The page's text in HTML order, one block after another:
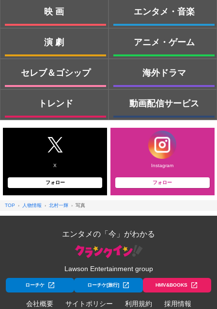
映画
演劇
セレブ＆ゴシップ
トレンド
エンタメ・音楽
アニメ・ゲーム
海外ドラマ
動画配信サービス
X
フォロー
Instagram
フォロー
TOP 人物情報 北村一輝 写真
エンタメの「今」がわかる
Lawson Entertainment group
ローチケ ローチケ[旅行] HMV&BOOKS
会社概要 サイトポリシー 利用規約 採用情報